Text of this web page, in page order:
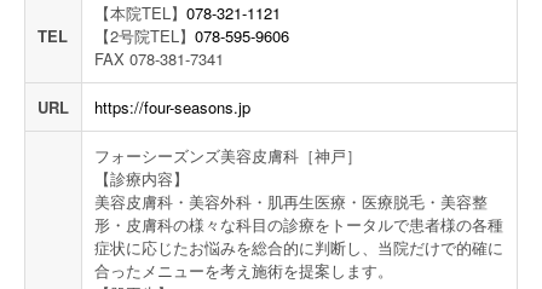
TEL
【本院TEL】 078-321-1121
【2号院TEL】 078-595-9606
FAX 078-381-7341
URL https://four-seasons.jp
フォーシーズンズ美容皮膚科［神戸］
【診療内容】
美容皮膚科・美容外科・肌再生医療・医療脱毛・美容整
形・皮膚科の様々な科目の診療をトータルで患者様の各種
症状に応じたお悩みを総合的に判断し、当院だけで的確に
合ったメニューを考え施術を提案します。